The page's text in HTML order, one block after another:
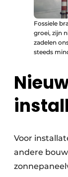
Fossiele
groei, zijn
zadelen
steeds
Voor
andere